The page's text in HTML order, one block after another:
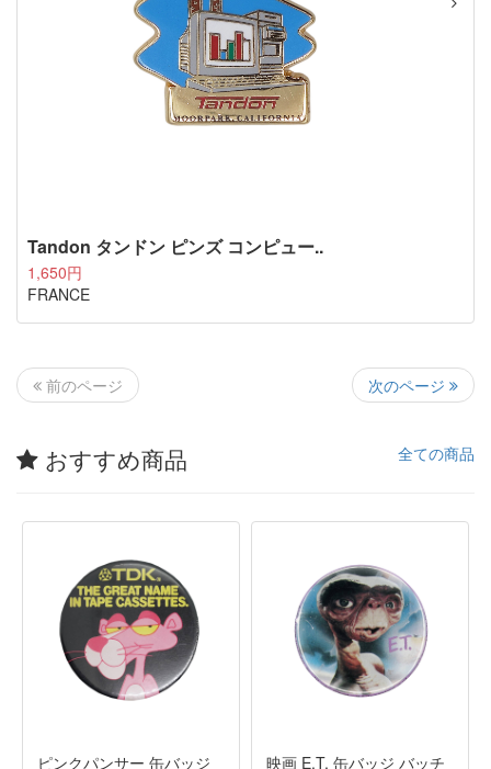
Tandon タンドン ピンズ コンピュー..
1,650円
FRANCE
前のページ 次のページ
おすすめ商品 全ての商品
ピンクパンサー 缶バッジ 映画 E.T. 缶バッジ バッチ